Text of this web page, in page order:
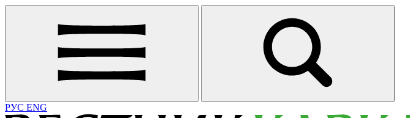
РУС ENG